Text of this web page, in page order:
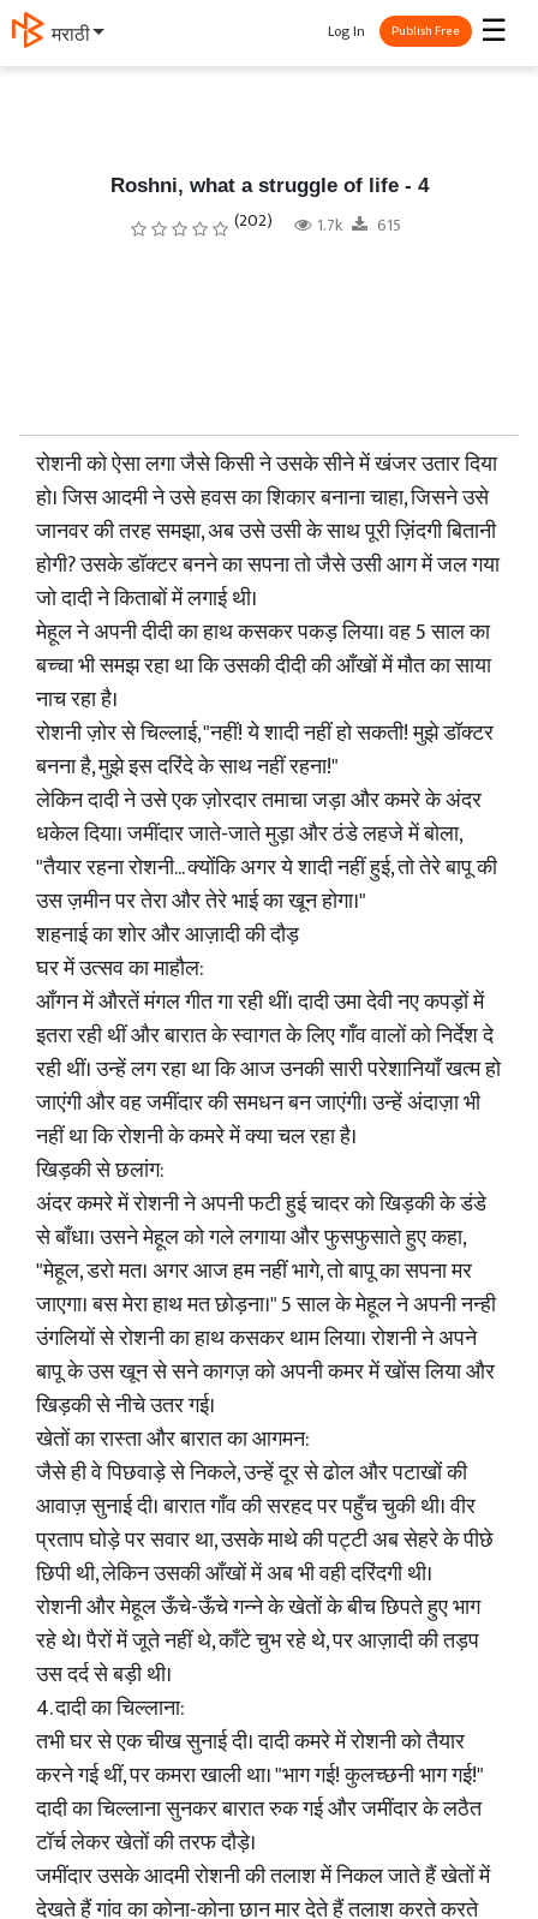
मराठी ☰
Log In Publish Free
Roshni, what a struggle of life - 4
(202) 1.7k 615
रोशनी को ऐसा लगा जैसे किसी ने उसके सीने में खंजर उतार दिया
हो। जिस आदमी ने उसे हवस का शिकार बनाना चाहा, जिसने उसे
जानवर की तरह समझा, अब उसे उसी के साथ पूरी ज़िंदगी बितानी
होगी? उसके डॉक्टर बनने का सपना तो जैसे उसी आग में जल गया
जो दादी ने किताबों में लगाई थी।
मेहूल ने अपनी दीदी का हाथ कसकर पकड़ लिया। वह 5 साल का
बच्चा भी समझ रहा था कि उसकी दीदी की आँखों में मौत का साया
नाच रहा है।
रोशनी ज़ोर से चिल्लाई, "नहीं! ये शादी नहीं हो सकती! मुझे डॉक्टर
बनना है, मुझे इस दरिंदे के साथ नहीं रहना!"
लेकिन दादी ने उसे एक ज़ोरदार तमाचा जड़ा और कमरे के अंदर
धकेल दिया। जमींदार जाते-जाते मुड़ा और ठंडे लहजे में बोला,
"तैयार रहना रोशनी... क्योंकि अगर ये शादी नहीं हुई, तो तेरे बापू की
उस ज़मीन पर तेरा और तेरे भाई का खून होगा।"
शहनाई का शोर और आज़ादी की दौड़
घर में उत्सव का माहौल:
आँगन में औरतें मंगल गीत गा रही थीं। दादी उमा देवी नए कपड़ों में
इतरा रही थीं और बारात के स्वागत के लिए गाँव वालों को निर्देश दे
रही थीं। उन्हें लग रहा था कि आज उनकी सारी परेशानियाँ खत्म हो
जाएंगी और वह जमींदार की समधन बन जाएंगी। उन्हें अंदाज़ा भी
नहीं था कि रोशनी के कमरे में क्या चल रहा है।
खिड़की से छलांग:
अंदर कमरे में रोशनी ने अपनी फटी हुई चादर को खिड़की के डंडे
से बाँधा। उसने मेहूल को गले लगाया और फुसफुसाते हुए कहा,
"मेहूल, डरो मत। अगर आज हम नहीं भागे, तो बापू का सपना मर
जाएगा। बस मेरा हाथ मत छोड़ना।" 5 साल के मेहूल ने अपनी नन्ही
उंगलियों से रोशनी का हाथ कसकर थाम लिया। रोशनी ने अपने
बापू के उस खून से सने कागज़ को अपनी कमर में खोंस लिया और
खिड़की से नीचे उतर गई।
खेतों का रास्ता और बारात का आगमन:
जैसे ही वे पिछवाड़े से निकले, उन्हें दूर से ढोल और पटाखों की
आवाज़ सुनाई दी। बारात गाँव की सरहद पर पहुँच चुकी थी। वीर
प्रताप घोड़े पर सवार था, उसके माथे की पट्टी अब सेहरे के पीछे
छिपी थी, लेकिन उसकी आँखों में अब भी वही दरिंदगी थी।
रोशनी और मेहूल ऊँचे-ऊँचे गन्ने के खेतों के बीच छिपते हुए भाग
रहे थे। पैरों में जूते नहीं थे, काँटे चुभ रहे थे, पर आज़ादी की तड़प
उस दर्द से बड़ी थी।
4. दादी का चिल्लाना:
तभी घर से एक चीख सुनाई दी। दादी कमरे में रोशनी को तैयार
करने गई थीं, पर कमरा खाली था। "भाग गई! कुलच्छनी भाग गई!"
दादी का चिल्लाना सुनकर बारात रुक गई और जमींदार के लठैत
टॉर्च लेकर खेतों की तरफ दौड़े।
जमींदार उसके आदमी रोशनी की तलाश में निकल जाते हैं खेतों में
देखते हैं गांव का कोना-कोना छान मार देते हैं तलाश करते करते